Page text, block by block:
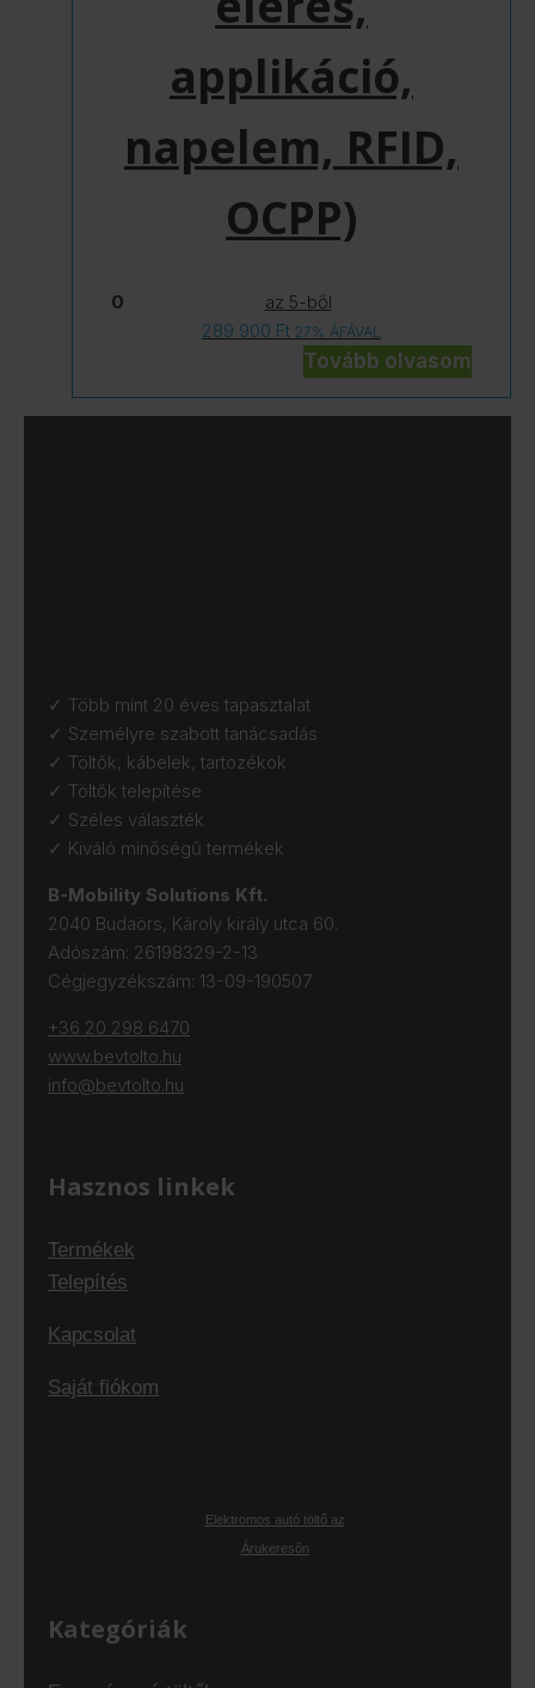
applikáció,
napelem, RFID,
OCPP)
0
az 5-ből
289 900 Ft 27% ÁFÁVAL
Tovább olvasom
✓ Több mint 20 éves tapasztalat
✓ Személyre szabott tanácsadás
✓ Töltők, kábelek, tartozékok
✓ Töltők telepítése
✓ Széles választék
✓ Kiváló minőségű termékek
B-Mobility Solutions Kft.
2040 Budaörs, Károly király utca 60.
Adószám: 26198329-2-13
Cégjegyzékszám: 13-09-190507
+36 20 298 6470
www.bevtolto.hu
info@bevtolto.hu
Hasznos linkek
Termékek
Telepítés
Kapcsolat
Saját fiókom
Elektromos autó töltő az
Árukeresőn
Kategóriák